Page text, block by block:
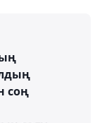
соң